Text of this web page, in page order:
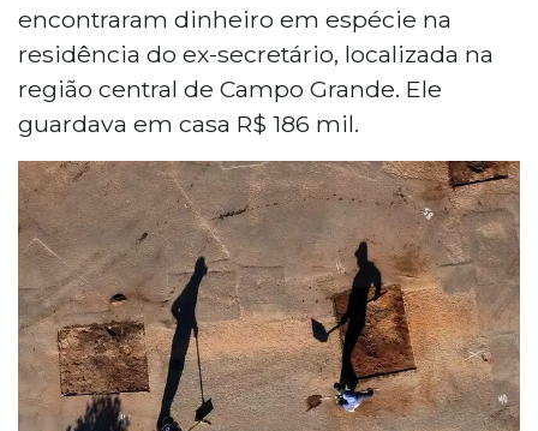
encontraram dinheiro em espécie na
residência do ex-secretário, localizada na
região central de Campo Grande. Ele
guardava em casa R$ 186 mil.